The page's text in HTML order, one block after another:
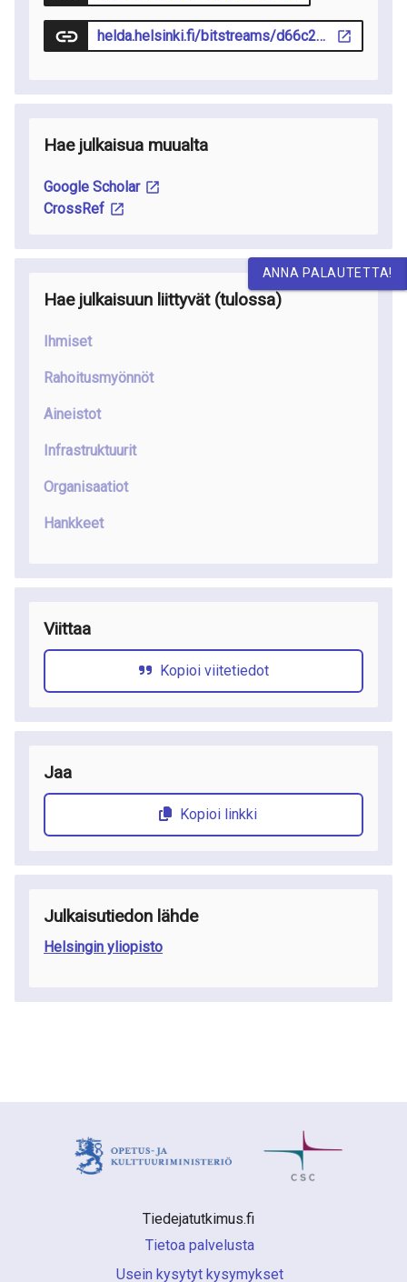
helda.helsinki.fi/bitstreams/d66c2829-fdfc-48ba-83c1-efb96d006b44/download
Hae julkaisua muualta
Google Scholar
CrossRef
Hae julkaisuun liittyvät(tulossa)
Ihmiset
Rahoitusmyönnöt
Aineistot
Infrastruktuurit
Organisaatiot
Hankkeet
Viittaa
Kopioi viitetiedot
Jaa
Kopioi linkki
Julkaisutiedon lähde
Helsingin yliopisto
Tiedejatutkimus.fi
Tietoa palvelusta
Usein kysytyt kysymykset
ANNA PALAUTETTA!